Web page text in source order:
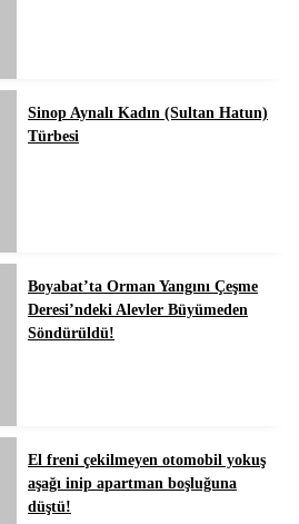
Sinop Aynalı Kadın (Sultan Hatun)
Türbesi
Boyabat’ta Orman Yangını Çeşme
Deresi’ndeki Alevler Büyümeden
Söndürüldü!
El freni çekilmeyen otomobil yokuş
aşağı inip apartman boşluğuna
düştü!